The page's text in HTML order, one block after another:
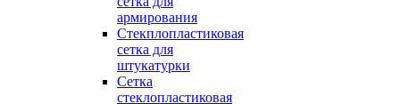
армирования
Стекплопластиковая
сетка для
штукатурки
Сетка
стеклопластиковая